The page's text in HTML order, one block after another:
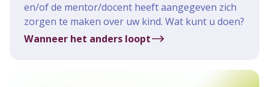
en/of de mentor/docent heeft aangegeven zich
zorgen te maken over uw kind. Wat kunt u doen?
Wanneer het anders loopt